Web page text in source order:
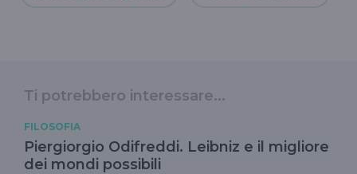
Ti potrebbero interessare...
FILOSOFIA
Piergiorgio Odifreddi. Leibniz e il migliore
dei mondi possibili